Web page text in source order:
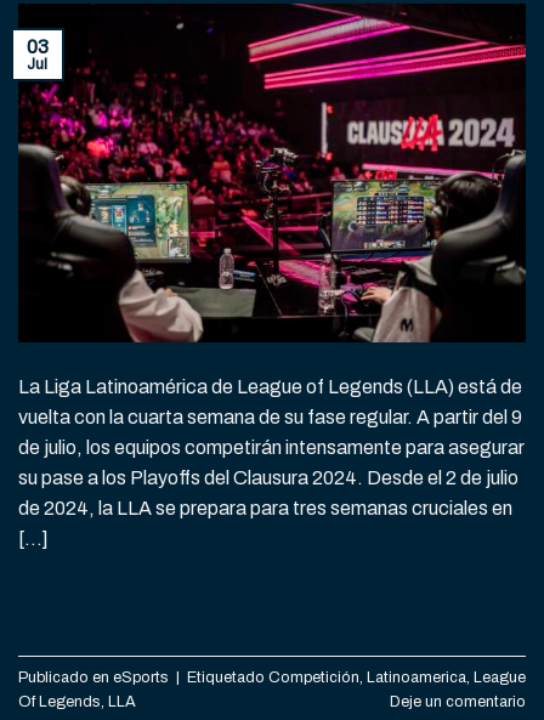
03
Jul
La Liga Latinoamérica de League of Legends (LLA) está de
vuelta con la cuarta semana de su fase regular. A partir del 9
de julio, los equipos competirán intensamente para asegurar
su pase a los Playoffs del Clausura 2024. Desde el 2 de julio
de 2024, la LLA se prepara para tres semanas cruciales en
[…]
Publicado en eSports | Etiquetado Competición, Latinoamerica, League
Of Legends, LLA Deje un comentario